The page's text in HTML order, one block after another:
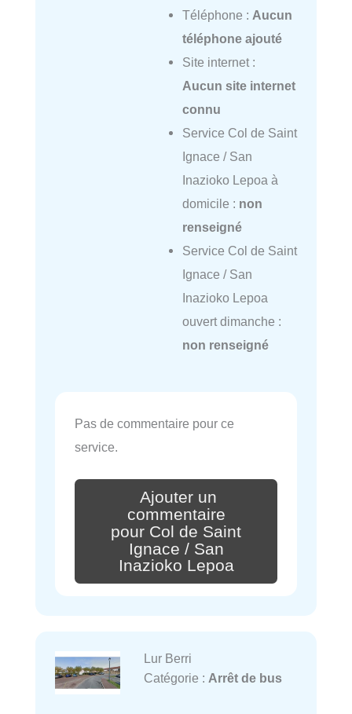
Téléphone : Aucun
téléphone ajouté
Site internet :
Aucun site internet
connu
Service Col de Saint
Ignace / San
Inazioko Lepoa à
domicile : non
renseigné
Service Col de Saint
Ignace / San
Inazioko Lepoa
ouvert dimanche :
non renseigné
Pas de commentaire pour ce
service.
Ajouter un
commentaire
pour Col de Saint
Ignace / San
Inazioko Lepoa
Lur Berri
Catégorie : Arrêt de bus